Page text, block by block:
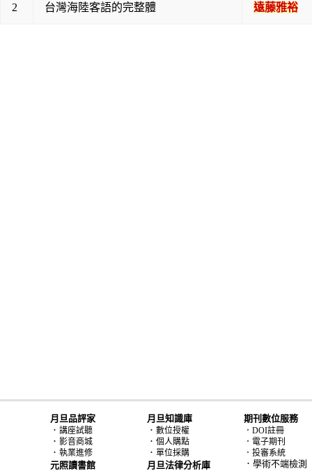
2 台灣海陸客語的完整體 遠藤雅裕
月旦品評家
． 講座試聽
． 影音商城
． 執業進修
元照讀書館
月旦知識庫
． 數位授權
． 個人購點
． 單位採購
月旦法律分析庫
期刊數位服務
．DOI註冊
．電子期刊
．投審系統
．學術不端檢測